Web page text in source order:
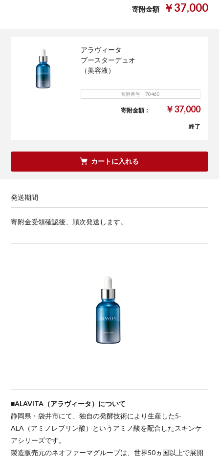
寄附金額 ￥37,000
アラヴィータ
ブースターデュオ
（美容液）
寄附番号 70460
寄附金額： ￥37,000
終了
カートに入れる
発送期間
寄附金受領確認後、順次発送します。
■ALAVITA（アラヴィータ）について
静岡県・袋井市にて、独自の発酵技術により生産した5-
ALA（アミノレブリン酸）というアミノ酸を配合したスキンケ
アシリーズです。
製造販売元のネオファーマグループは、世界50ヵ国以上で展開